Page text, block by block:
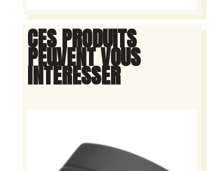
CES PRODUITS
PEUVENT VOUS
INTÉRESSER